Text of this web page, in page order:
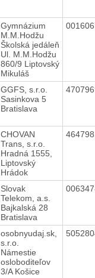
Gymnázium
M.M.Hodžu
Školská jedáleň
Ul. M.M.Hodžu
860/9 Liptovský
Mikuláš
GGFS, s.r.o.
Sasinkova 5
Bratislava
CHOVAN
Trans, s.r.o.
Hradná 1555,
Liptovský
Hrádok
Slovak
Telekom, a.s.
Bajkalská 28
Bratislava
osobnyudaj.sk,
s.r.o.
Námestie
osloboditeľov
3/A Košice